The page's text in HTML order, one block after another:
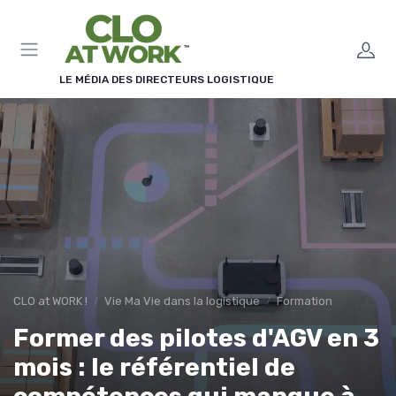
LE MÉDIA DES DIRECTEURS LOGISTIQUE
CLO at WORK ! Vie Ma Vie dans la logistique Formation
Former des pilotes d'AGV en 3
mois : le référentiel de
Panneau de gestion des cookies